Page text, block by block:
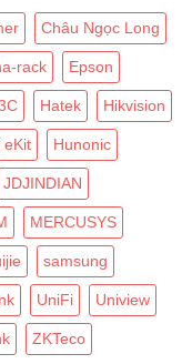
Châu Ngọc Long
rack Epson
Hatek Hikvision
eKit Hunonic
JDJINDIAN
MERCUSYS
samsung
UniFi Uniview
ZKTeco